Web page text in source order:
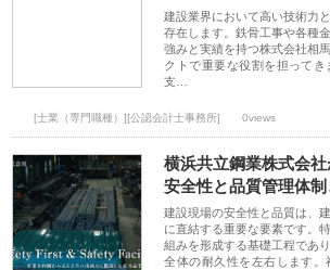
建設業界において高い技術力
存在します。鉄骨工事や各種
強みと実績を持つ株式会社相
クトで重要な役割を担って
支…
[士業（専門職種）][公認会計士事務所] 0views
横浜共立鋼業株式会
安全性と品質管理体
建設現場の安全性と品質は、
に直結する重要な要素です。
組みを形成する基礎工程であ
全体の耐久性を左右します